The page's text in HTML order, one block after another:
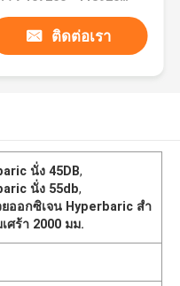
ติดต่อเรา
นั่ง 45DB,
นั่ง 55db,
ออกซิเจน Hyperbaric สำ
ศร้า 2000 มม.